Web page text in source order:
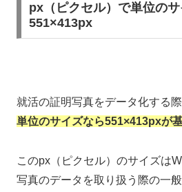
px（ピクセル）で単位の
551×413px
就活の証明写真をデータ化する際
単位のサイズなら551×413pxが
このpx（ピクセル）のサイズは
写真のデータを取り扱う際の一